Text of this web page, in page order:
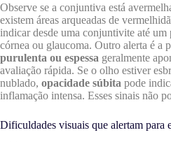
Observe se a conjuntiva está
existem áreas arqueadas de
indicar desde uma conjuntivite até
córnea ou glaucoma. Outro alerta é a
purulenta ou espessa geralmente
avaliação rápida. Se o olho estiver
nublado, opacidade súbita pode
inflamação intensa. Esses sinais não
Dificuldades visuais que alertam para